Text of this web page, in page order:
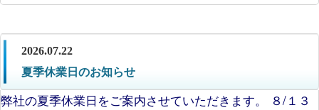
2026.07.22
夏季休業日のお知らせ
弊社の夏季休業日をご案内させていただきます。 ８/１３